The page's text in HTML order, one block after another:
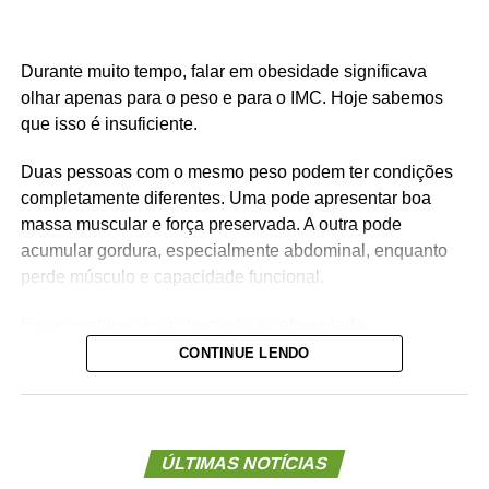
Durante muito tempo, falar em obesidade significava
olhar apenas para o peso e para o IMC. Hoje sabemos
que isso é insuficiente.
Duas pessoas com o mesmo peso podem ter condições
completamente diferentes. Uma pode apresentar boa
massa muscular e força preservada. A outra pode
acumular gordura, especialmente abdominal, enquanto
perde músculo e capacidade funcional.
Ela reúne dois problemas importantes: excesso de
muscular. Além de aumentar o risco de fragilidade,
quedas, diabetes e doenças cardiovasculares, novas
CONTINUE LENDO
ÚLTIMAS NOTÍCIAS